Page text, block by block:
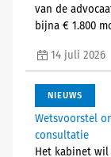
van de
bijna € 1.800
14 juli 2026
NIEUWS
Wetsvoorstel
consultatie
Het kabinet